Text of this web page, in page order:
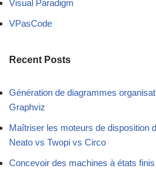
Visual Paradigm
VPasCode
Recent Posts
Génération de diagrammes
Graphviz
Maîtriser les moteurs de disposition
Neato vs Twopi vs Circo
Concevoir des machines à états